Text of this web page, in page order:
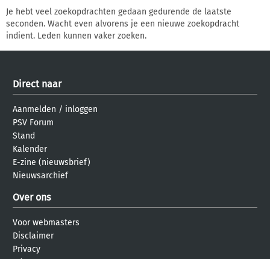
Je hebt veel zoekopdrachten gedaan gedurende de laatste
seconden. Wacht even alvorens je een nieuwe zoekopdracht
indient. Leden kunnen vaker zoeken.
Direct naar
Aanmelden / inloggen
PSV Forum
Stand
Kalender
E-zine (nieuwsbrief)
Nieuwsarchief
Over ons
Voor webmasters
Disclaimer
Privacy